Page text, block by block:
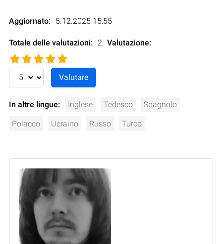
Aggiornato: 5.12.2025 15:55
Totale delle valutazioni: 2 Valutazione:
In altre lingue: Inglese Tedesco Spagnolo
Polacco Ucraino Russo Turco